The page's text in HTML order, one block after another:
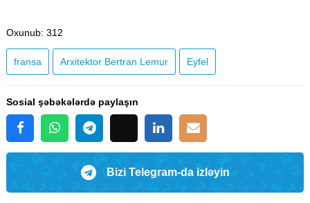
Oxunub: 312
fransa Arxitektor Bertran Lemur Eyfel
Sosial şəbəkələrdə paylaşın
Bizi Telegram-da izləyin